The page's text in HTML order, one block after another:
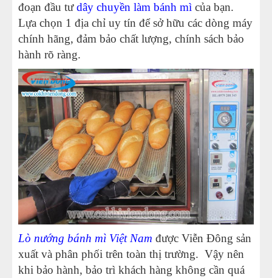
đoạn đầu tưdây chuyền làm bánh mì của bạn.
Lựa chọn 1 địa chỉ uy tín để sở hữu các dòng máy
chính hãng, đảm bảo chất lượng, chính sách bảo
hành rõ ràng.
Lò nướng bánh mì Việt Nam được Viễn Đông sản
xuất và phân phối trên toàn thị trường. Vậy nên
khi bảo hành, bảo trì khách hàng không cần quá